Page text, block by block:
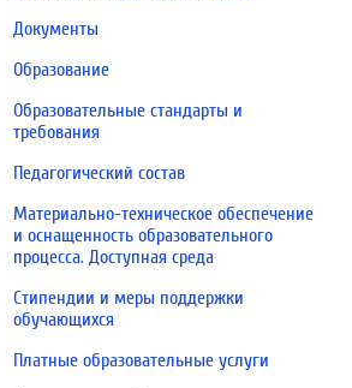
Документы
Образование
Образовательные стандарты и
требования
Педагогический состав
Материально-техническое обеспечение
и оснащенность образовательного
процесса. Доступная среда
Стипендии и меры поддержки
обучающихся
Платные образовательные услуги